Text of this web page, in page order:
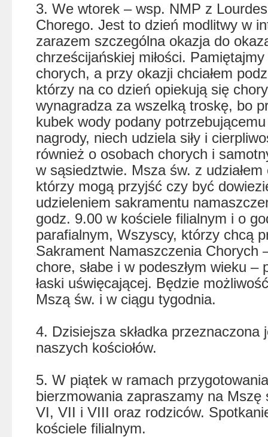
3. We wtorek – wsp. NMP z
Chorego. Jest to dzień modlitwy w
zarazem szczególna okazja do
chrześcijańskiej miłości.
chorych, a przy okazji chciałem
którzy na co dzień opiekują się
wynagradza za wszelką troskę, bo
kubek wody podany
nagrody, niech udziela siły i
również o osobach chorych i
w sąsiedztwie. Msza św. z
którzy mogą przyjść czy być
udzieleniem sakramentu
godz. 9.00 w kościele filialnym i o
parafialnym, Wszyscy, którzy chcą
Sakrament Namaszczenia Chorych
chore, słabe i w podeszłym wieku –
łaski uświęcającej. Będzie
Mszą św. i w ciągu tygodnia.
4. Dzisiejsza składka przeznaczona
naszych kościołów.
5. W piątek w ramach
bierzmowania zapraszamy na Mszę
VI, VII i VIII oraz rodziców.
kościele filialnym.